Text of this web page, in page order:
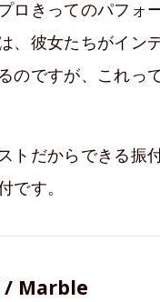
ロきってのパフ
、彼女たちがイン
のですが、これっ
トだからできる振
です。
/ Marble